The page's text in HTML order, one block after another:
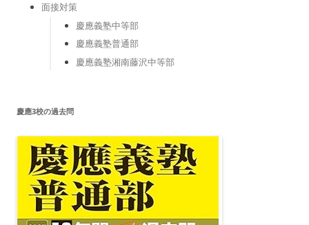
面接対策
慶應義塾中等部
慶應義塾普通部
慶應義塾湘南藤沢中等部
慶應3校の過去問